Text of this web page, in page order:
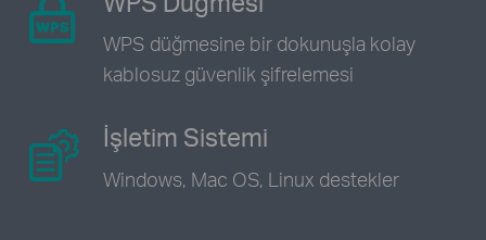
WPS düğmesine bir dokunuşla kolay
kablosuz güvenlik şifrelemesi
İşletim Sistemi
Windows, Mac OS, Linux destekler